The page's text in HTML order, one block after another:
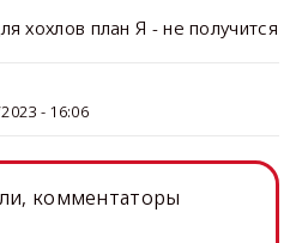
хохлов план Я - не получится
- 16:06
комментаторы